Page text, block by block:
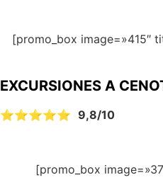
[promo_box image=»415″
EXCURSIONES A
⭐⭐⭐⭐⭐ 9,8/10
[promo_box